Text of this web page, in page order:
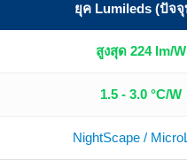
ยุค Lumileds (ปัจ
สูงสุด 224 lm/W
1.5 - 3.0 °C/W
NightScape /